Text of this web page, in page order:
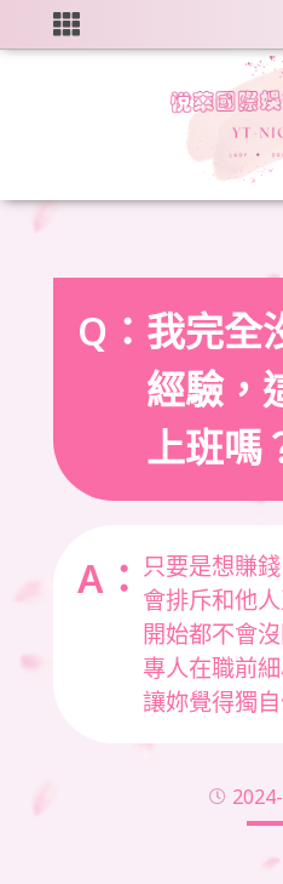
Q： 我完全
經驗，
上班嗎
A： 只要是想賺
會排斥和他
開始都不會
專人在職前
讓妳覺得獨自